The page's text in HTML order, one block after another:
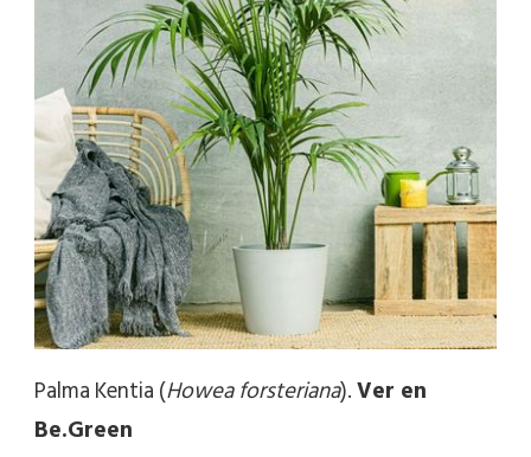
Palma Kentia (Howea forsteriana).Ver en
Be.Green